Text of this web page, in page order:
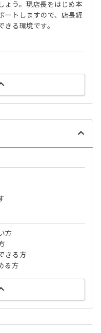
ょう。現店長をはじめ本
ートしますので、店長経
る環境です。
方
きる方
る方